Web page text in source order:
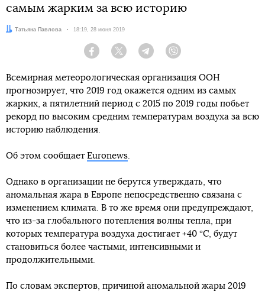
самым жарким за всю историю
Автор:
Татьяна Павлова Дата:
18:19, 28 июня 2019
Facebook Twitter Telegram
Всемирная метеорологическая организация ООН
прогнозирует, что 2019 год окажется одним из самых
жарких, а пятилетний период с 2015 по 2019 годы побьет
рекорд по высоким средним температурам воздуха за всю
историю наблюдения.
Об этом сообщает Euronews.
Однако в организации не берутся утверждать, что
аномальная жара в Европе непосредственно связана с
изменением климата. В то же время они предупреждают,
что из-за глобального потепления волны тепла, при
которых температура воздуха достигает +40 °C, будут
становиться более частыми, интенсивными и
продолжительными.
По словам экспертов, причиной аномальной жары 2019